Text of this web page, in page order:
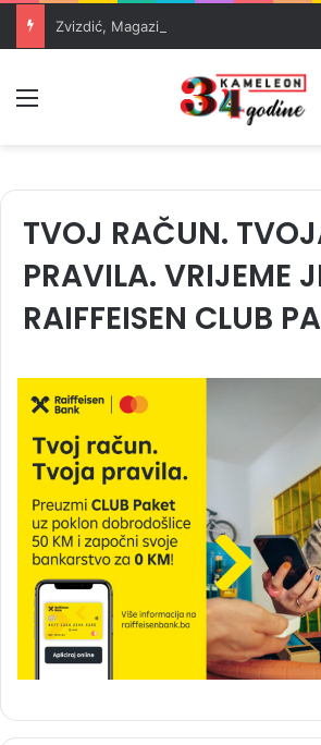
TVOJ RAČUN.
PRAVILA. VRIJEME
RAIFFEISEN CLUB